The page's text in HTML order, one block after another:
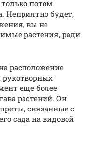
потом
Неприятно будет,
вы не
растения, ради
расположение
рукотворных
еще более
растений. Он
связанные с
сада на видовой